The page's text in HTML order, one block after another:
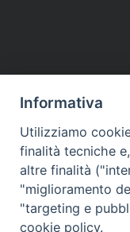
Informativa
Utilizziamo
finalità tecniche
altre finalità
"miglioramento
"targeting e
cookie policy.